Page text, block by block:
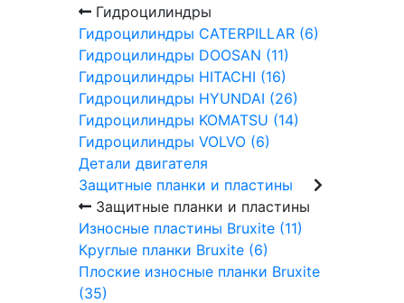
Гидроцилиндры
Гидроцилиндры CATERPILLAR (6)
Гидроцилиндры DOOSAN (11)
Гидроцилиндры HITACHI (16)
Гидроцилиндры HYUNDAI (26)
Гидроцилиндры KOMATSU (14)
Гидроцилиндры VOLVO (6)
Детали двигателя
Защитные планки и пластины
Защитные планки и пластины
Износные пластины Bruxite (11)
Круглые планки Bruxite (6)
Плоские износные планки Bruxite
(35)